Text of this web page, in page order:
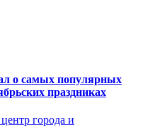
о самых популярных
праздниках
города и